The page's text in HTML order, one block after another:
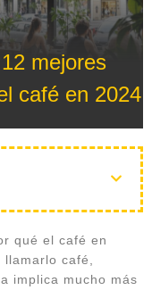
mejores
café en 2024
qué el café en
café,
implica mucho más